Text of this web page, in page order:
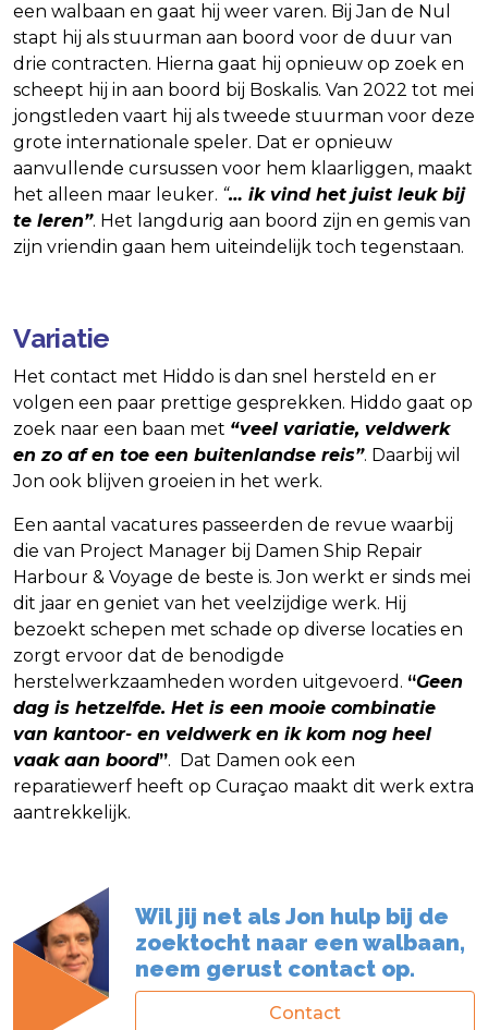
een walbaan en gaat hij weer varen. Bij Jan de Nul
stapt hij als stuurman aan boord voor de duur van
drie contracten. Hierna gaat hij opnieuw op zoek en
scheept hij in aan boord bij Boskalis. Van 2022 tot mei
jongstleden vaart hij als tweede stuurman voor deze
grote internationale speler. Dat er opnieuw
aanvullende cursussen voor hem klaarliggen, maakt
het alleen maar leuker. “… ik vind het juist leuk bij
te leren”. Het langdurig aan boord zijn en gemis van
zijn vriendin gaan hem uiteindelijk toch tegenstaan.
Variatie
Het contact met Hiddo is dan snel hersteld en er
volgen een paar prettige gesprekken. Hiddo gaat op
zoek naar een baan met “veel variatie, veldwerk
en zo af en toe een buitenlandse reis”. Daarbij wil
Jon ook blijven groeien in het werk.
Een aantal vacatures passeerden de revue waarbij
die van Project Manager bij Damen Ship Repair
Harbour & Voyage de beste is. Jon werkt er sinds mei
dit jaar en geniet van het veelzijdige werk. Hij
bezoekt schepen met schade op diverse locaties en
zorgt ervoor dat de benodigde
herstelwerkzaamheden worden uitgevoerd. “Geen
dag is hetzelfde. Het is een mooie combinatie
van kantoor- en veldwerk en ik kom nog heel
vaak aan boord”. Dat Damen ook een
reparatiewerf heeft op Curaçao maakt dit werk extra
aantrekkelijk.
Wil jij net als Jon hulp bij de
zoektocht naar een walbaan,
neem gerust contact op.
Contact